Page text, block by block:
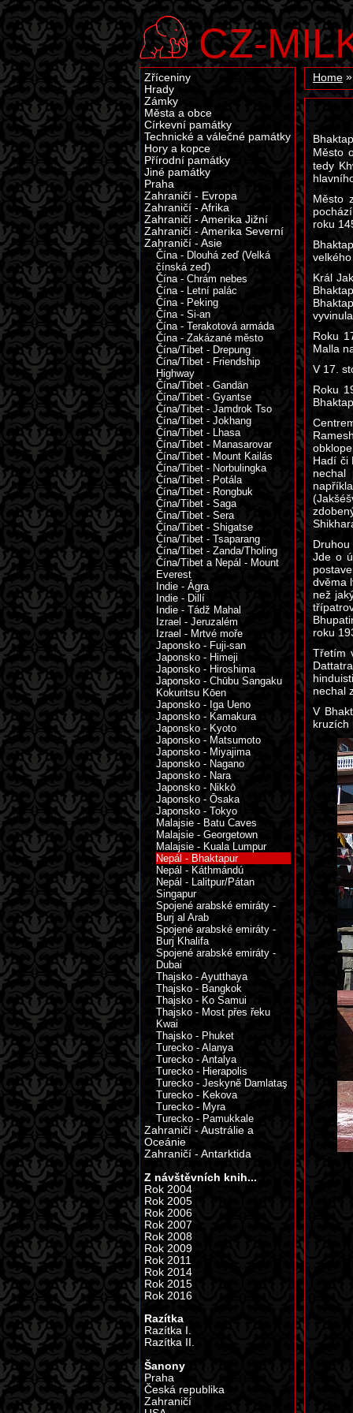
CZ-
Home
Město
tedy
Město
roku
Král
Roku
Malla
V 17.
Roku
Hadí či
nechal
Jde o
dvěma
než
roku
Třetím
nechal
V
kruzích
Zříceniny
Hrady
Zámky
Města a obce
Církevní památky
Technické a válečné památky
Hory a kopce
Přírodní památky
Jiné památky
Praha
Zahraničí - Evropa
Zahraničí - Afrika
Zahraničí - Amerika Jižní
Zahraničí - Amerika Severní
Zahraničí - Asie
Čína - Dlouhá zeď (Velká
čínská zeď)
Čína - Chrám nebes
Čína - Letní palác
Čína - Peking
Čína - Si-an
Čína - Terakotová armáda
Čína - Zakázané město
Čína/Tibet - Drepung
Čína/Tibet - Friendship
Highway
Čína/Tibet - Gandän
Čína/Tibet - Gyantse
Čína/Tibet - Jamdrok Tso
Čína/Tibet - Jokhang
Čína/Tibet - Lhasa
Čína/Tibet - Manasarovar
Čína/Tibet - Mount Kailás
Čína/Tibet - Norbulingka
Čína/Tibet - Potála
Čína/Tibet - Rongbuk
Čína/Tibet - Saga
Čína/Tibet - Sera
Čína/Tibet - Shigatse
Čína/Tibet - Tsaparang
Čína/Tibet - Zanda/Tholing
Čína/Tibet a Nepál - Mount
Everest
Indie - Ágra
Indie - Dillí
Indie - Tádž Mahal
Izrael - Jeruzalém
Izrael - Mrtvé moře
Japonsko - Fuji-san
Japonsko - Himeji
Japonsko - Hiroshima
Japonsko - Chūbu Sangaku
Kokuritsu Kōen
Japonsko - Iga Ueno
Japonsko - Kamakura
Japonsko - Kyoto
Japonsko - Matsumoto
Japonsko - Miyajima
Japonsko - Nagano
Japonsko - Nara
Japonsko - Nikkō
Japonsko - Ōsaka
Japonsko - Tokyo
Malajsie - Batu Caves
Malajsie - Georgetown
Malajsie - Kuala Lumpur
Nepál - Bhaktapur
Nepál - Káthmándú
Nepál - Lalitpur/Pátan
Singapur
Spojené arabské emiráty -
Burj al Arab
Spojené arabské emiráty -
Burj Khalifa
Spojené arabské emiráty -
Dubai
Thajsko - Ayutthaya
Thajsko - Bangkok
Thajsko - Ko Samui
Thajsko - Most přes řeku
Kwai
Thajsko - Phuket
Turecko - Alanya
Turecko - Antalya
Turecko - Hierapolis
Turecko - Jeskyně Damlataş
Turecko - Kekova
Turecko - Myra
Turecko - Pamukkale
Zahraničí - Austrálie a
Oceánie
Zahraničí - Antarktida
Z návštěvních knih...
Rok 2004
Rok 2005
Rok 2006
Rok 2007
Rok 2008
Rok 2009
Rok 2011
Rok 2014
Rok 2015
Rok 2016
Razítka
Razítka I.
Razítka II.
Šanony
Praha
Česká republika
Zahraničí